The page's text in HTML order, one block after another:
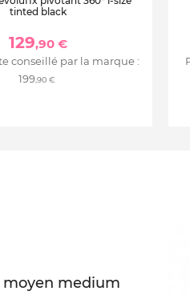
tinted black
129,90 €
conseillé par la marque :
199,90 €
moyen medium